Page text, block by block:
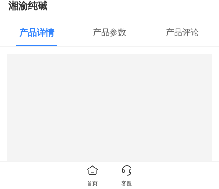
湘渝纯碱
产品详情 产品参数 产品评论
首页 客服